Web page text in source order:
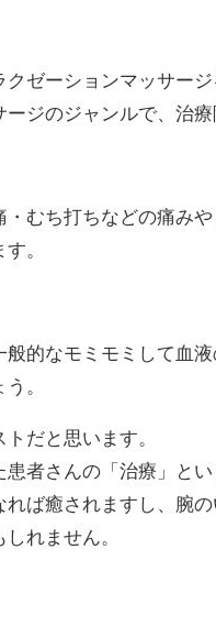
ゼーションマッサー
ジのジャンルで、治療
むち打ちなどの痛み
。
的なモミモミして血
。
だと思います。
者さんの「治療」とい
ば癒されますし、腕
れません。